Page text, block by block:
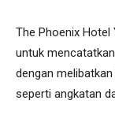
The Phoenix Hotel
untuk
dengan
seperti angkatan